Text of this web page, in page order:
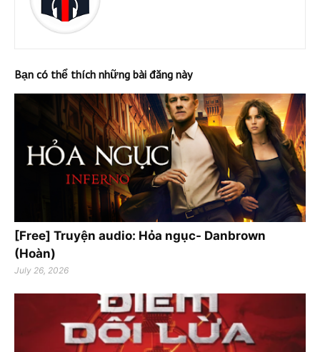
Bạn có thể thích những bài đăng này
[Free] Truyện audio: Hỏa ngục- Danbrown
(Hoàn)
July 26, 2026